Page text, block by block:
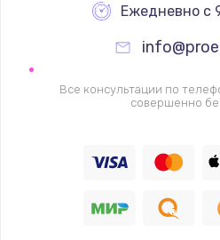
Ежедневно с
Все консультации по
совершенно